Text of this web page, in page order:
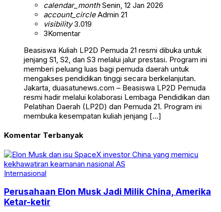
calendar_monthSenin, 12 Jan 2026
account_circleAdmin 21
visibility3.019
3Komentar
Beasiswa Kuliah LP2D Pemuda 21 resmi dibuka untuk
jenjang S1, S2, dan S3 melalui jalur prestasi. Program ini
memberi peluang luas bagi pemuda daerah untuk
mengakses pendidikan tinggi secara berkelanjutan.
Jakarta, duasatunews.com – Beasiswa LP2D Pemuda
resmi hadir melalui kolaborasi Lembaga Pendidikan dan
Pelatihan Daerah (LP2D) dan Pemuda 21. Program ini
membuka kesempatan kuliah jenjang […]
Komentar Terbanyak
Internasional
Perusahaan Elon Musk Jadi Milik China, Amerika
Ketar-ketir